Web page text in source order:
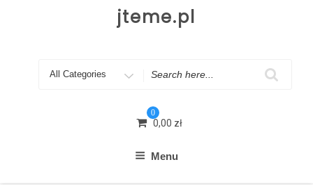
jteme.pl
Search
0
0,00 zł
Menu